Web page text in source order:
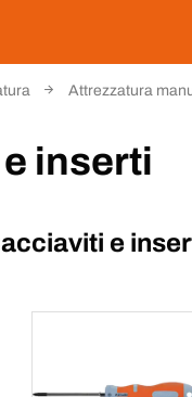
Attrezzatura
inserti
e